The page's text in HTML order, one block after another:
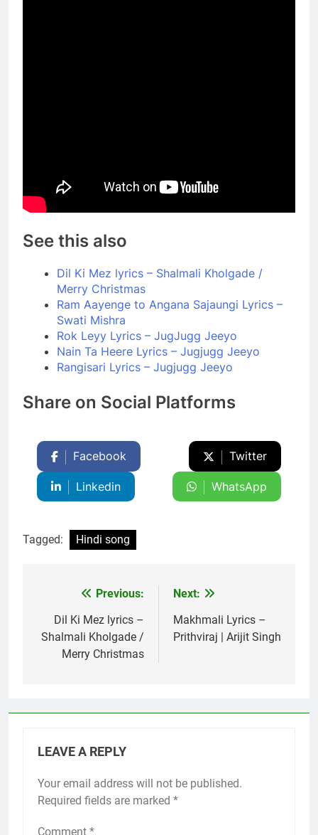
See this also
Dil Ki Mez lyrics – Shalmali Kholgade /
Merry Christmas
Ram Aayenge to Angana Sajaungi Lyrics –
Swati Mishra
Rok Leyy Lyrics – JugJugg Jeeyo
Nain Ta Heere Lyrics – Jugjugg Jeeyo
Rangisari Lyrics – Jugjugg Jeeyo
Share on Social Platforms
Facebook Twitter
Linkedin WhatsApp
Tagged: Hindi song
navigation
Previous:
Dil Ki Mez lyrics –
Shalmali Kholgade /
Merry Christmas
Next:
Makhmali Lyrics –
Prithviraj | Arijit Singh
LEAVE A REPLY
Your email address will not be published.
Required fields are marked *
Comment *